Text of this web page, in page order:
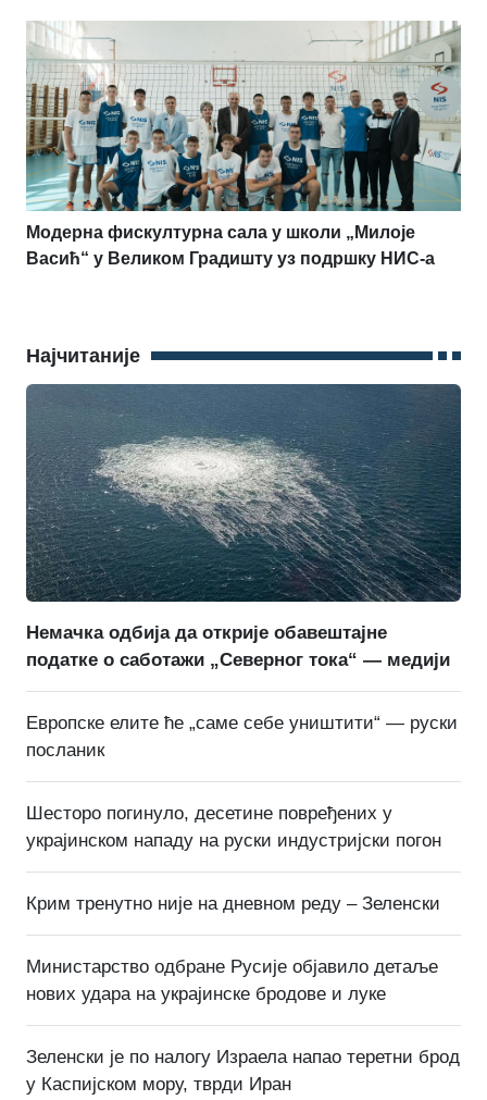
Модерна фискултурна сала у школи „Милоје
Васић“ у Великом Градишту уз подршку НИС-а
Најчитаније
Немачка одбија да открије обавештајне
податке о саботажи „Северног тока“ — медији
Европске елите ће „саме себе уништити“ — руски
посланик
Шесторо погинуло, десетине повређених у
украјинском нападу на руски индустријски погон
Крим тренутно није на дневном реду – Зеленски
Министарство одбране Русије објавило детаље
нових удара на украјинске бродове и луке
Зеленски је по налогу Израела напао теретни брод
у Каспијском мору, тврди Иран